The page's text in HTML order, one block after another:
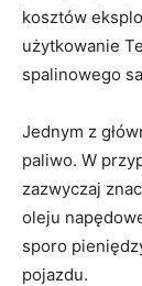
kosztów
użytkowanie
spalinowego
Jednym z
paliwo. W
zazwyczaj
oleju
sporo
pojazdu.